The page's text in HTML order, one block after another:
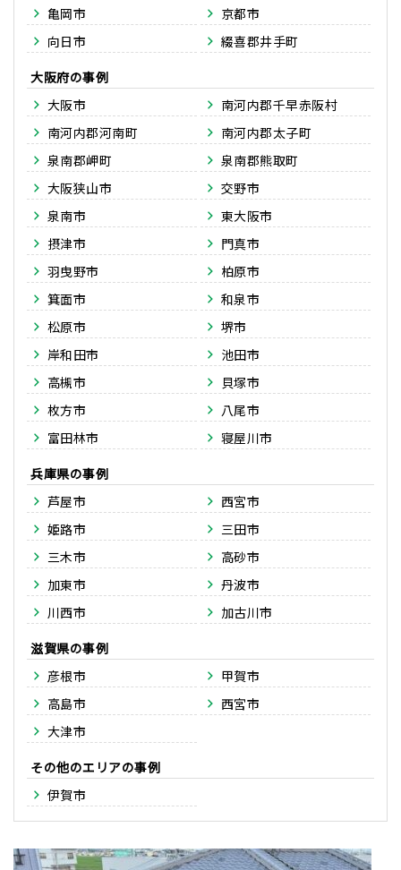
亀岡市
京都市
向日市
綴喜郡井手町
大阪府
大阪市
南河内郡千早赤阪村
南河内郡河南町
南河内郡太子町
泉南郡岬町
泉南郡熊取町
大阪狭山市
交野市
泉南市
東大阪市
摂津市
門真市
羽曳野市
柏原市
箕面市
和泉市
松原市
堺市
岸和田市
池田市
高槻市
貝塚市
枚方市
八尾市
富田林市
寝屋川市
兵庫県
芦屋市
西宮市
姫路市
三田市
三木市
高砂市
加東市
丹波市
川西市
加古川市
滋賀県
彦根市
甲賀市
高島市
西宮市
大津市
その他のエリア
伊賀市